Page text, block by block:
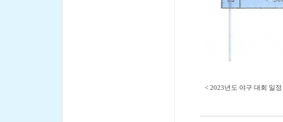
< 2023년도 야구 대회 일정